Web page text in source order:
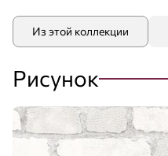
Из этой коллекции
Рисунок